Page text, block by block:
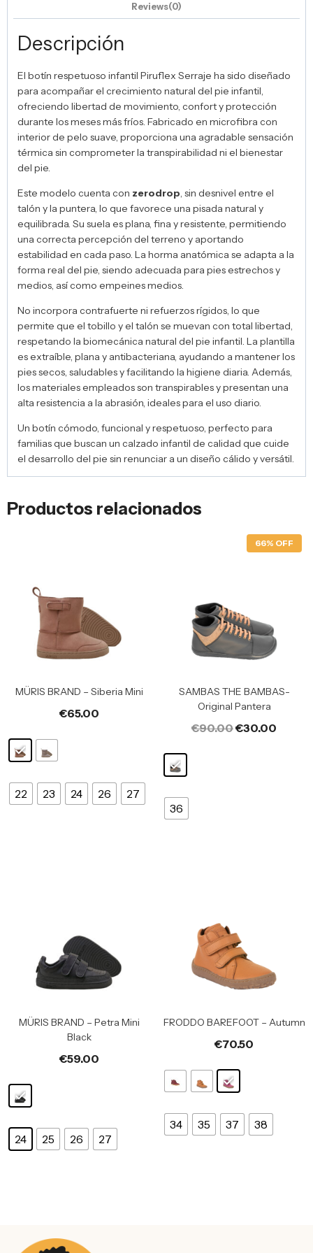
Reviews(0)
Descripción
El botín respetuoso infantil Piruflex Serraje ha sido diseñado
para acompañar el crecimiento natural del pie infantil,
ofreciendo libertad de movimiento, confort y protección
durante los meses más fríos. Fabricado en microfibra con
interior de pelo suave, proporciona una agradable sensación
térmica sin comprometer la transpirabilidad ni el bienestar
del pie.
Este modelo cuenta con zerodrop, sin desnivel entre el
talón y la puntera, lo que favorece una pisada natural y
equilibrada. Su suela es plana, fina y resistente, permitiendo
una correcta percepción del terreno y aportando
estabilidad en cada paso. La horma anatómica se adapta a la
forma real del pie, siendo adecuada para pies estrechos y
medios, así como empeines medios.
No incorpora contrafuerte ni refuerzos rígidos, lo que
permite que el tobillo y el talón se muevan con total libertad,
respetando la biomecánica natural del pie infantil. La plantilla
es extraíble, plana y antibacteriana, ayudando a mantener los
pies secos, saludables y facilitando la higiene diaria. Además,
los materiales empleados son transpirables y presentan una
alta resistencia a la abrasión, ideales para el uso diario.
Un botín cómodo, funcional y respetuoso, perfecto para
familias que buscan un calzado infantil de calidad que cuide
el desarrollo del pie sin renunciar a un diseño cálido y versátil.
Productos relacionados
MÜRIS BRAND – Siberia Mini
€65.00
22 23 24 26 27
66% OFF
SAMBAS THE BAMBAS-
Original Pantera
€90.00€30.00
36
MÜRIS BRAND – Petra Mini
Black
€59.00
24 25 26 27
FRODDO BAREFOOT – Autumn
€70.50
34 35 37 38